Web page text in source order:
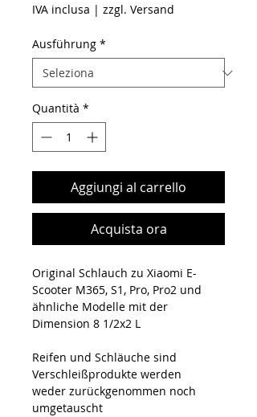
IVA inclusa | zzgl. Versand
Ausführung *
Quantità *
Aggiungi al carrello
Acquista ora
Original Schlauch zu Xiaomi E-
Scooter M365, S1, Pro, Pro2 und
ähnliche Modelle mit der
Dimension 8 1/2x2 L
Reifen und Schläuche sind
Verschleißprodukte werden
weder zurückgenommen noch
umgetauscht